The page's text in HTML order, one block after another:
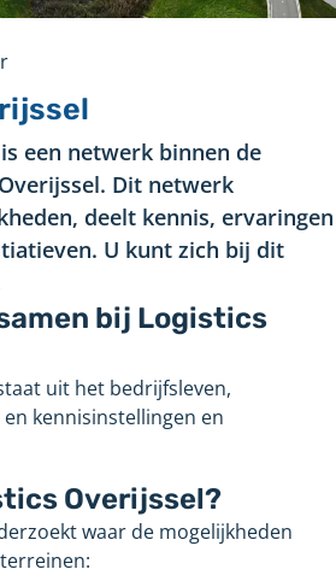
een netwerk binnen de
Dit netwerk
deelt kennis, ervaringen
U kunt zich bij dit
bij Logistics
uit het bedrijfsleven,
kennisinstellingen en
Overijssel?
waar de mogelijkheden